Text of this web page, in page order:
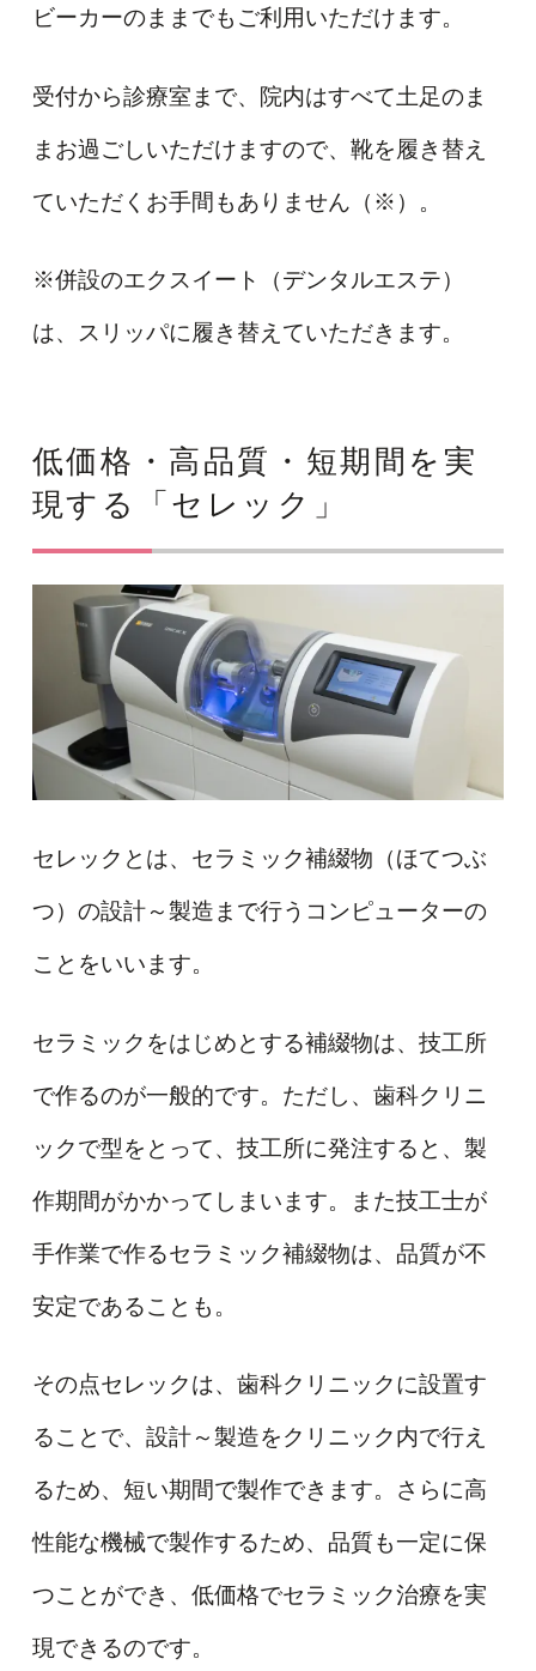
ビーカーのままでもご利用いただけます。
受付から診療室まで、院内はすべて土足のま
まお過ごしいただけますので、靴を履き替え
ていただくお手間もありません（※）。
※併設のエクスイート（デンタルエステ）
は、スリッパに履き替えていただきます。
低価格・高品質・短期間を実
現する「セレック」
セレックとは、セラミック補綴物（ほてつぶ
つ）の設計～製造まで行うコンピューターの
ことをいいます。
セラミックをはじめとする補綴物は、技工所
で作るのが一般的です。ただし、歯科クリニ
ックで型をとって、技工所に発注すると、製
作期間がかかってしまいます。また技工士が
手作業で作るセラミック補綴物は、品質が不
安定であることも。
その点セレックは、歯科クリニックに設置す
ることで、設計～製造をクリニック内で行え
るため、短い期間で製作できます。さらに高
性能な機械で製作するため、品質も一定に保
つことができ、低価格でセラミック治療を実
現できるのです。